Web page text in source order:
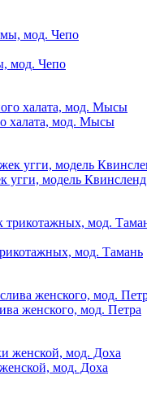
мод. Чепо
халата, мод. Мысы
угги, модель Квинсленд
мод. Тамань
женского, мод. Петра
мод. Доха